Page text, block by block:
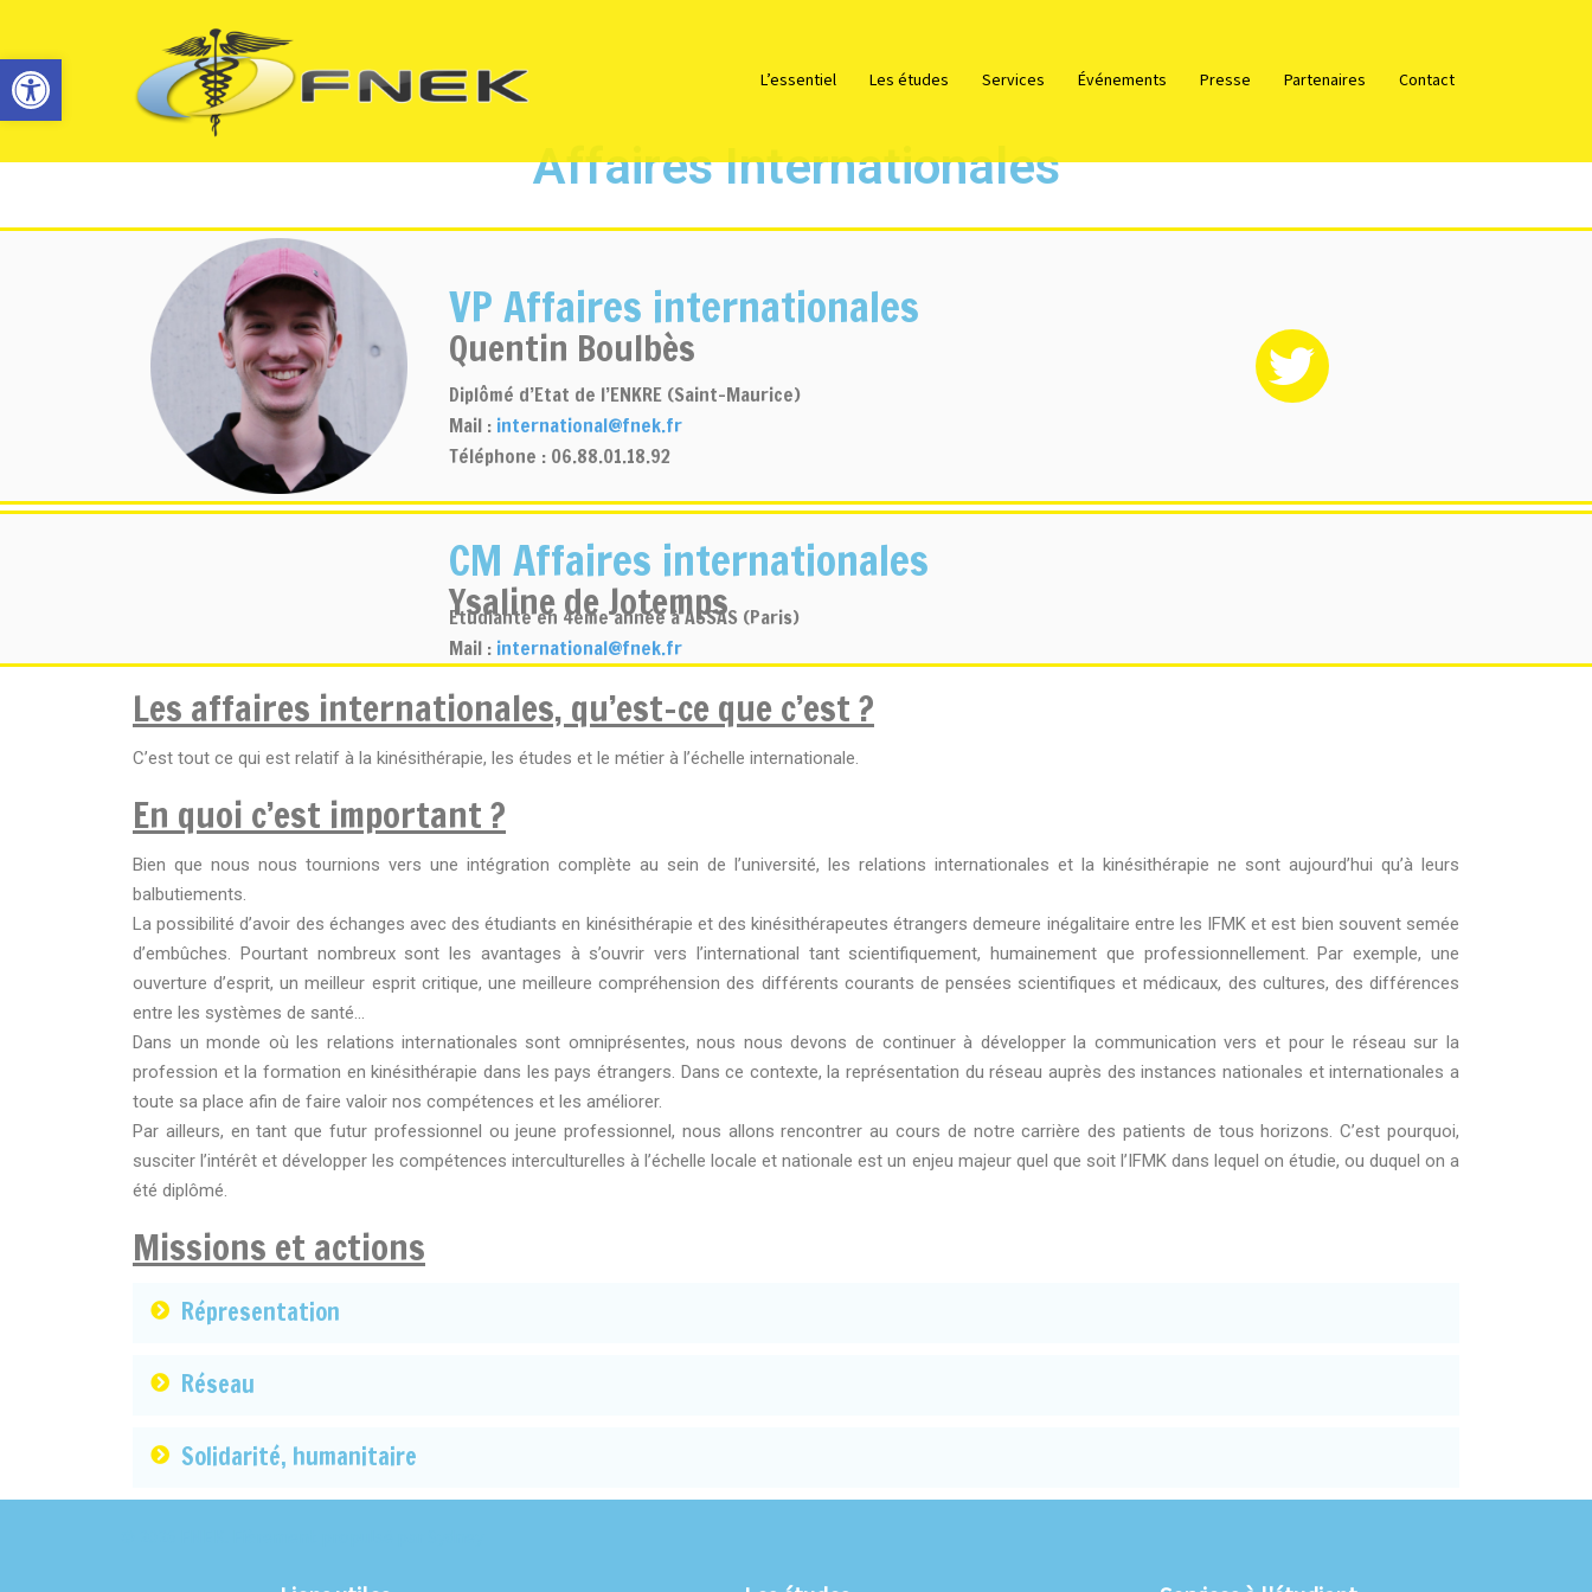
Ouvrir la barre d’outils L’essentiel Les études Services Événements Presse Partenaires Contact
Affaires Internationales
VP Affaires internationales
Quentin Boulbès
Diplômé d’Etat de l’ENKRE (Saint-Maurice)
Mail : international@fnek.fr
Téléphone : 06.88.01.18.92
CM Affaires internationales
Ysaline de Jotemps
Etudiante en 4ème année à ASSAS (Paris)
Mail : international@fnek.fr
Les affaires internationales, qu’est-ce que c’est ?
C’est tout ce qui est relatif à la kinésithérapie, les études et le métier à l’échelle internationale.
En quoi c’est important ?
Bien que nous nous tournions vers une intégration complète au sein de l’université, les relations internationales et la kinésithérapie ne sont aujourd’hui qu’à leurs
balbutiements.
La possibilité d’avoir des échanges avec des étudiants en kinésithérapie et des kinésithérapeutes étrangers demeure inégalitaire entre les IFMK et est bien souvent semée
d’embûches. Pourtant nombreux sont les avantages à s’ouvrir vers l’international tant scientifiquement, humainement que professionnellement. Par exemple, une
ouverture d’esprit, un meilleur esprit critique, une meilleure compréhension des différents courants de pensées scientifiques et médicaux, des cultures, des différences
entre les systèmes de santé…
Dans un monde où les relations internationales sont omniprésentes, nous nous devons de continuer à développer la communication vers et pour le réseau sur la
profession et la formation en kinésithérapie dans les pays étrangers. Dans ce contexte, la représentation du réseau auprès des instances nationales et internationales a
toute sa place afin de faire valoir nos compétences et les améliorer.
Par ailleurs, en tant que futur professionnel ou jeune professionnel, nous allons rencontrer au cours de notre carrière des patients de tous horizons. C’est pourquoi,
susciter l’intérêt et développer les compétences interculturelles à l’échelle locale et nationale est un enjeu majeur quel que soit l’IFMK dans lequel on étudie, ou duquel on a
été diplômé.
Missions et actions
Répresentation
Réseau
Solidarité, humanitaire